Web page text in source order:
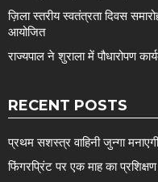
ज़िला स्तरीय स्वतंत्रता दिवस
आयोजित
राज्यपाल ने शुराला में पौधारोपण
RECENT POSTS
प्रथम सशस्त्र वाहिनी जुन्गा
फिंगरप्रिंट पर एक माह का